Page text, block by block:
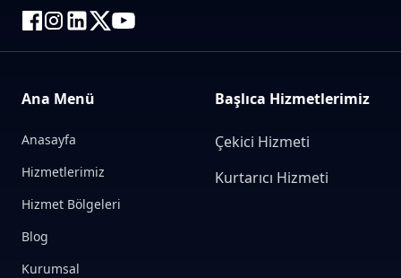
Ana Menü
Anasayfa
Hizmetlerimiz
Hizmet Bölgeleri
Blog
Kurumsal
Başlıca Hizmetlerimiz
Çekici Hizmeti
Kurtarıcı Hizmeti